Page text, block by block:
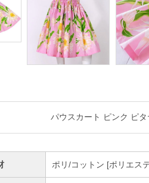
パウスカート ピンク ピタ
ポリ/コットン [ポリエス